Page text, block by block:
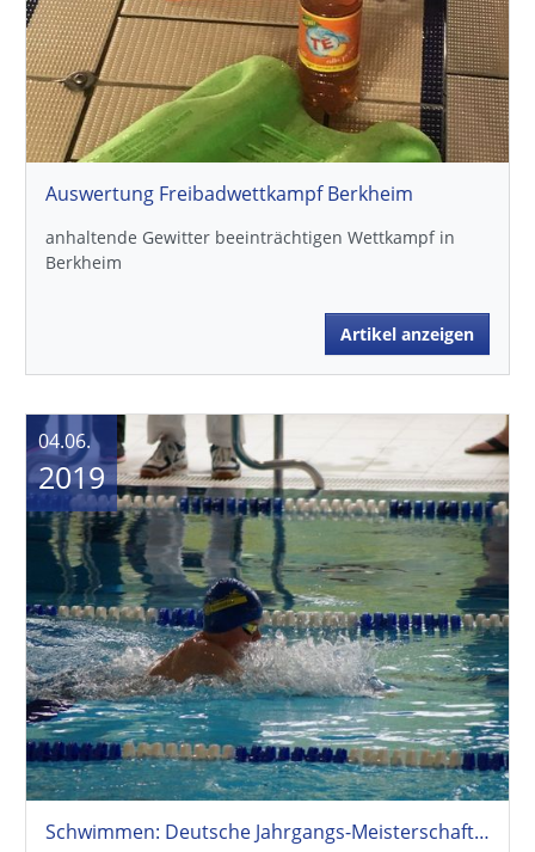
Auswertung Freibadwettkampf Berkheim
anhaltende Gewitter beeinträchtigen Wettkampf in
Berkheim
Artikel anzeigen
Schwimmen: Deutsche Jahrgangs-Meisterschaften
04.06.
2019